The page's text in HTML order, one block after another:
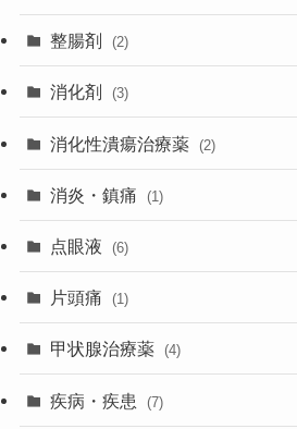
整腸剤 (2)
消化剤 (3)
消化性潰瘍治療薬 (2)
消炎・鎮痛 (1)
点眼液 (6)
片頭痛 (1)
甲状腺治療薬 (4)
疾病・疾患 (7)